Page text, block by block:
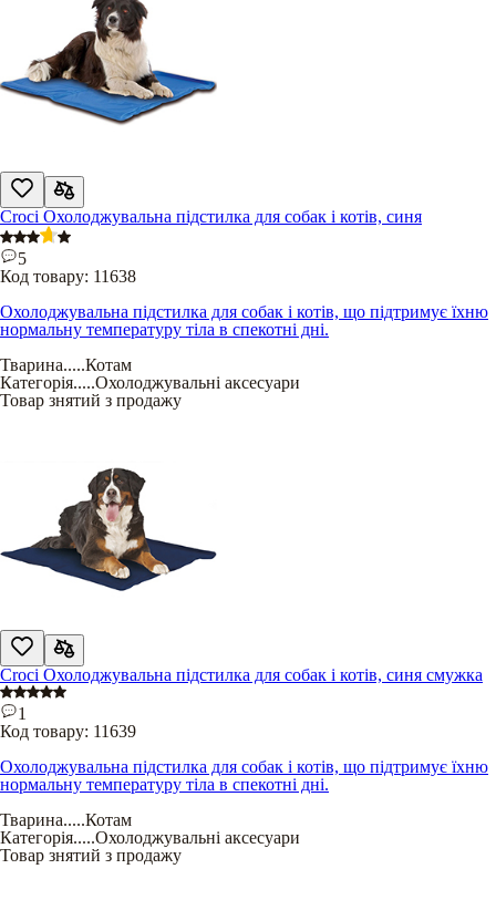
Croci Охолоджувальна підстилка для собак і котів, синя
5
Код товару: 11638
Охолоджувальна підстилка для собак і котів, що підтримує їхню
нормальну температуру тіла в спекотні дні.
Тварина.....Котам
Категорія.....Охолоджувальні аксесуари
Товар знятий з продажу
Croci Охолоджувальна підстилка для собак і котів, синя смужка
1
Код товару: 11639
Охолоджувальна підстилка для собак і котів, що підтримує їхню
нормальну температуру тіла в спекотні дні.
Тварина.....Котам
Категорія.....Охолоджувальні аксесуари
Товар знятий з продажу